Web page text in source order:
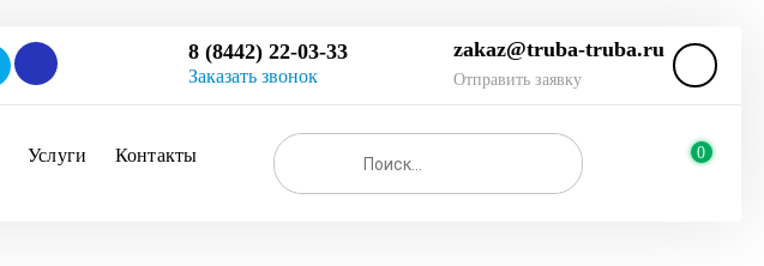
8 (8442) 22-03-33
Заказать звонок
zakaz@truba-truba.ru
Отправить заявку
Услуги Контакты 0